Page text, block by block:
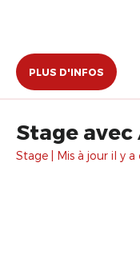
PLUS D'INFOS
Stage
Stage | Mis à jour il y a